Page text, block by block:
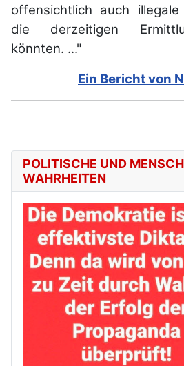
offensichtlich auch
die derzeitigen
könnten. ..."
Ein Bericht von
POLITISCHE UND
WAHRHEITEN